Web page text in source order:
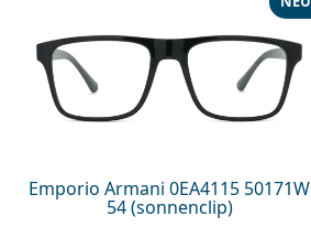
Prada
Alle Marken
Emporio Armani 0EA4115 50171W
54 (sonnenclip)